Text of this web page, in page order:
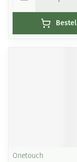
Bestel
Onetouch